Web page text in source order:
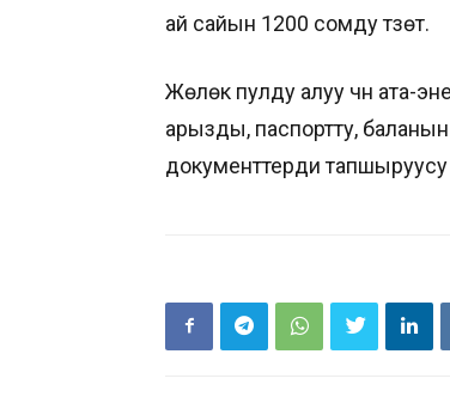
ай сайын 1200 сомду түзөт.
Жөлөк пулду алуу үчүн ата-
арызды, паспортту, баланын
документтерди тапшыруусу